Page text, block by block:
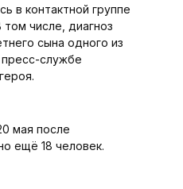
в контактной группе
числе, диагноз
сына одного из
службе
мая после
ещё 18 человек.